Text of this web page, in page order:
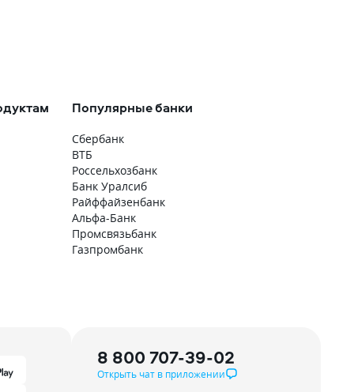
Популярные банки
Сбербанк
ВТБ
Россельхозбанк
Банк Уралсиб
Райффайзенбанк
Альфа-Банк
Промсвязьбанк
Газпромбанк
8 800 707-39-02
Открыть чат в приложении